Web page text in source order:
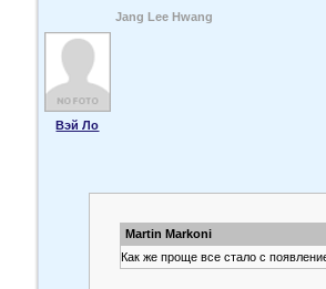
Jang Lee Hwang
Вэй Ло
Martin Markoni
Как же проще все стало с